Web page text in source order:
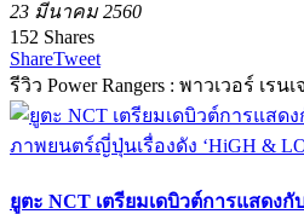
23 มีนาคม 2560
152 Shares
ShareTweet
รีวิว Power Rangers : พาวเวอร์ เร
ยูตะ NCT เตรียมเดบิวต์การแสดง